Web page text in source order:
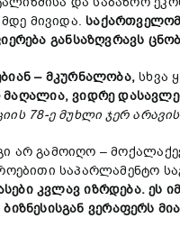
მივიდა.საქართველომ
განსაზღვრავს
– მკურნალობა, სხვა
მაღალია,ვიდრე
78-ე მუხლი ჯერ არავის
არ გამოიღო –
საპარლამენტო
კვლავ იზრდება.ეს
ბიზნესისგან ვერაფერს